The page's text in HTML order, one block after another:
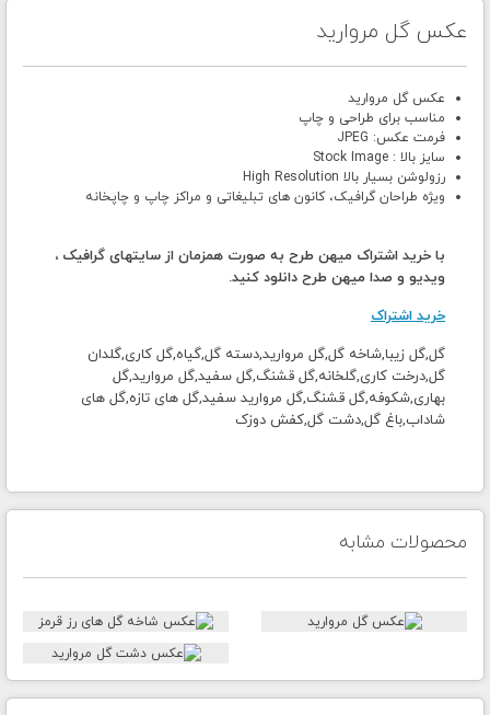
عکس گل مروارید
عکس گل مروارید
مناسب برای طراحی و چاپ
فرمت عکس: JPEG
سایز بالا : Stock Image
رزولوشن بسیار بالا High Resolution
ویژه طراحان گرافیک، کانون های تبلیغاتی و مراکز چاپ و چاپخانه
با خرید اشتراک میهن طرح به صورت همزمان از سایتهای گرافیک ،
ویدیو و صدا میهن طرح دانلود کنید.
خرید اشتراک
گل,گل زیبا,شاخه گل,گل مروارید,دسته گل,گیاه,گل کاری,گلدان
گل,درخت کاری,گلخانه,گل قشنگ,گل سفید,گل مروارید,گل
بهاری,شکوفه,گل قشنگ,گل مروارید سفید,گل های تازه,گل های
شاداب,باغ گل,دشت گل,کفش دوزک
محصولات مشابه